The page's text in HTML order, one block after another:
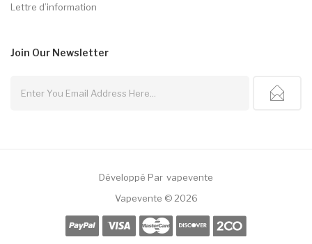
Lettre d’information
Join Our Newsletter
Développé Par Vapevente
Vapevente © 2026